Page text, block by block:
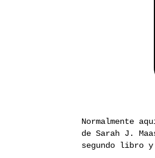
Normalmente
de Sarah J.
segundo libro